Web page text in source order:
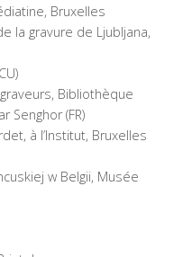
Bruxelles
la gravure de Ljubljana,
Bibliothèque
Senghor (FR)
à l’Institut, Bruxelles
w Belgii, Musée